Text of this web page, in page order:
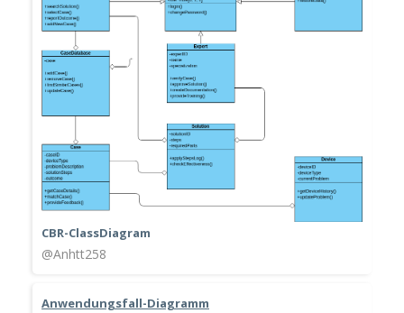
CBR-ClassDiagram
@Anhtt258
Anwendungsfall-Diagramm